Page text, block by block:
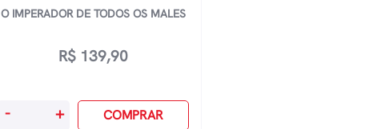
O IMPERADOR DE TODOS OS MALES
R$139,90
O- + COMPRAR